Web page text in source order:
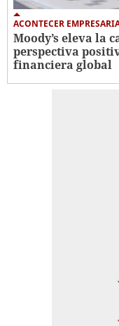
ACONTECER
Moody’s eleva la
perspectiva
financiera global